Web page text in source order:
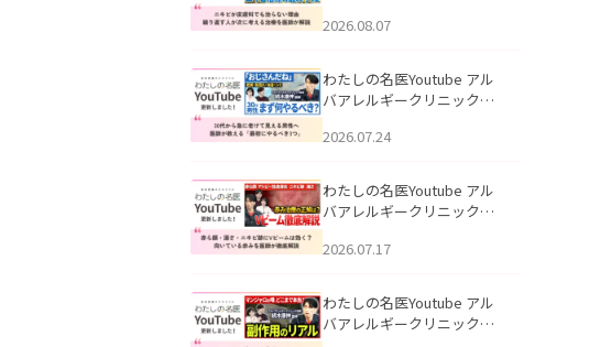
らない理由｜繰り返す人が
説」を公開いたしました。
2026.08.07
わたしの名医Youtube アル
バアレルギークリニック札
える男性へ｜医師が教える
公開いたしました。
2026.07.24
わたしの名医Youtube アル
バアレルギークリニック札
跡にVビームは効く？向いて
説」を公開いたしました。
2026.07.17
わたしの名医Youtube アル
バアレルギークリニック札